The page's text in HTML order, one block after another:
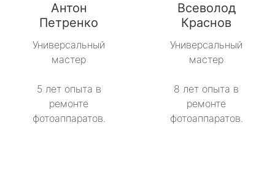
Антон
Петренко
Универсальный
мастер
5 лет опыта в
ремонте
фотоаппаратов.
Всеволод
Краснов
Универсальный
мастер
8 лет опыта в
ремонте
фотоаппаратов.